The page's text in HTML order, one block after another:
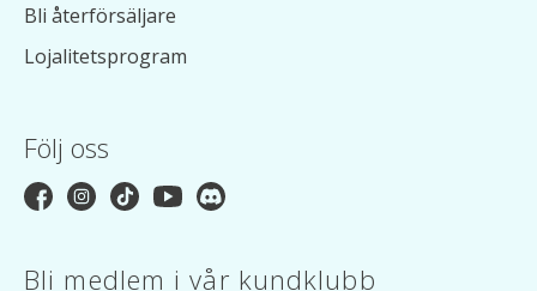
Bli återförsäljare
Lojalitetsprogram
Följ oss
Bli medlem i vår kundklubb